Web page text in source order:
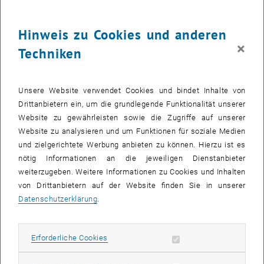
liberalen-demokratischen Werte durch Datenschutz, Privatsphäre,
Datensouveränität und Transparenz. Sie skizzierte den
Cybersicherheit, und forderte eine verstärkte interdisziplinäre
Zusammenarbeit und Ressourcen, um die Antwort der Universität
auf die wachsenden Herausforderungen im Bereich der
Informationssicherheit zu verbessern. Kappel betonte auch die
Notwendigkeit umfassender Sicherheitsmaßnahmen fürHardware
Software
und Systeme und sprach sich für eine kontinuierliche
Erweiterung in Bereichen wie Risikomanagement und
Quantenkryptographie aus, um eine kontinuierliche Innovation und
Anpassung derCybersicherheitspraktiken zu fördern.
Matteo Maffei über die Aufgaben des Cysec
Hinweis zu Cookies und anderen
Techniken
×
Unsere Website verwendet Cookies und bindet Inhalte von
Drittanbietern ein, um die grundlegende Funktionalität unserer
Website zu gewährleisten sowie die Zugriffe auf unserer
Website zu analysieren und um Funktionen für soziale Medien
und zielgerichtete Werbung anbieten zu können. Hierzu ist es
nötig Informationen an die jeweiligen Dienstanbieter
weiterzugeben. Weitere Informationen zu Cookies und Inhalten
von Drittanbietern auf der Website finden Sie in unserer
Datenschutzerklärung
Erforderliche Cookies Erforderliche Cookies zulassen